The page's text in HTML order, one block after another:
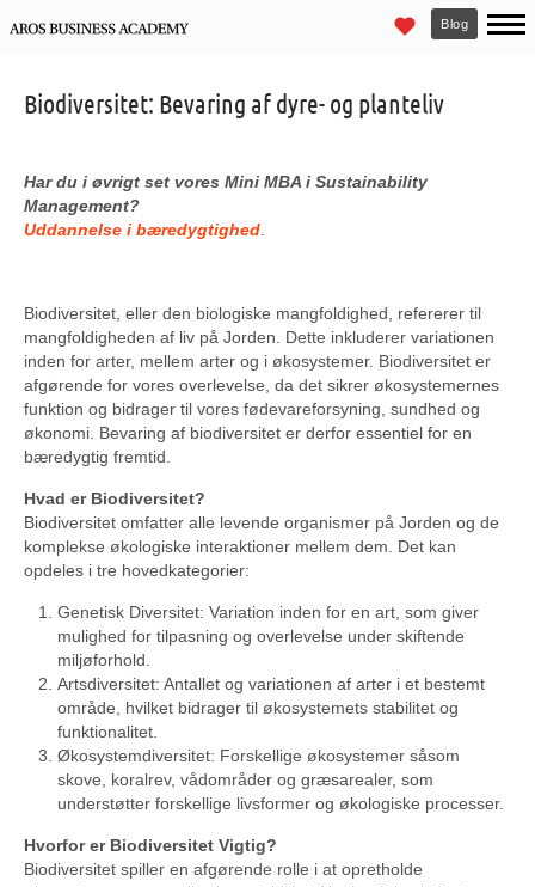
Blog
Biodiversitet: Bevaring af dyre- og planteliv
Har du i øvrigt set vores Mini MBA i Sustainability
Management?
Uddannelse i bæredygtighed
Biodiversitet, eller den biologiske mangfoldighed, refererer til
mangfoldigheden af liv på Jorden. Dette inkluderer variationen
inden for arter, mellem arter og i økosystemer. Biodiversitet er
afgørende for vores overlevelse, da det sikrer økosystemernes
funktion og bidrager til vores fødevareforsyning, sundhed og
økonomi. Bevaring af biodiversitet er derfor essentiel for en
bæredygtig fremtid.
Hvad er Biodiversitet?
Biodiversitet omfatter alle levende organismer på Jorden og de
komplekse økologiske interaktioner mellem dem. Det kan
opdeles i tre hovedkategorier:
Genetisk Diversitet: Variation inden for en art, som giver
mulighed for tilpasning og overlevelse under skiftende
miljøforhold.
Artsdiversitet: Antallet og variationen af arter i et bestemt
område, hvilket bidrager til økosystemets stabilitet og
funktionalitet.
Økosystemdiversitet: Forskellige økosystemer såsom
skove, koralrev, vådområder og græsarealer, som
understøtter forskellige livsformer og økologiske processer.
Hvorfor er Biodiversitet Vigtig?
Biodiversitet spiller en afgørende rolle i at opretholde